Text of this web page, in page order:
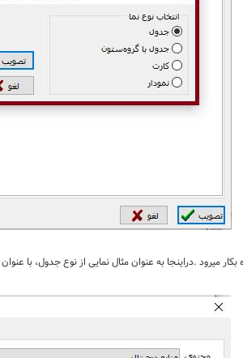
میرود .دراینجا به عنوان مثال نمایی از نوع جدول، با عنوان